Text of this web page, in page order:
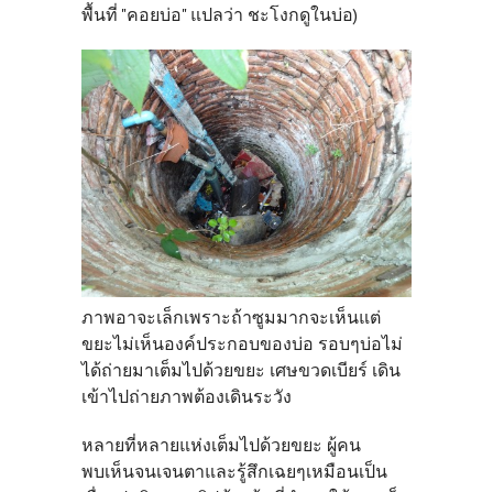
พื้นที่ "คอยบ่อ" แปลว่า ชะโงกดูในบ่อ)
ภาพอาจะเล็กเพราะถ้าซูมมากจะเห็นแต่
ขยะไม่เห็นองค์ประกอบของบ่อ รอบๆบ่อไม่
ได้ถ่ายมาเต็มไปด้วยขยะ เศษขวดเบียร์ เดิน
เข้าไปถ่ายภาพต้องเดินระวัง
หลายที่หลายแห่งเต็มไปด้วยขยะ ผู้คน
พบเห็นจนเจนตาและรู้สึกเฉยๆเหมือนเป็น